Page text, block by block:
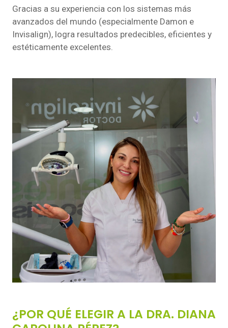
Gracias a su experiencia con los sistemas más
avanzados del mundo (especialmente Damon e
Invisalign), logra resultados predecibles, eficientes y
estéticamente excelentes.
¿POR QUÉ ELEGIR A LA DRA. DIANA